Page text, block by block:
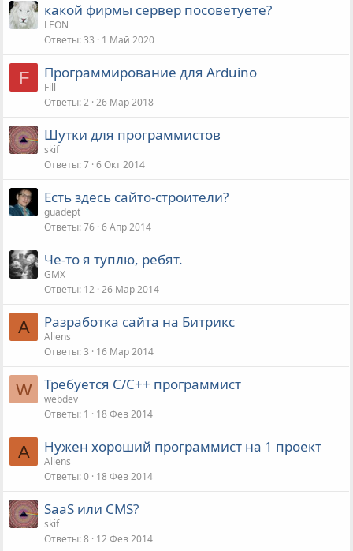
какой фирмы сервер посоветуете?
LEON
Ответы 33 1 Май 2020
F Программирование для Arduino
Fill
Ответы 2 26 Мар 2018
Шутки для программистов
skif
Ответы 7 6 Окт 2014
Есть здесь сайто-строители?
guadept
Ответы 76 6 Апр 2014
Че-то я туплю, ребят.
GMX
Ответы 12 26 Мар 2014
A Разработка сайта на Битрикс
Aliens
Ответы 3 16 Мар 2014
W Требуется С/C++ программист
webdev
Ответы 1 18 Фев 2014
A Нужен хороший программист на 1 проект
Aliens
Ответы 0 18 Фев 2014
SaaS или CMS?
skif
Ответы 8 12 Фев 2014